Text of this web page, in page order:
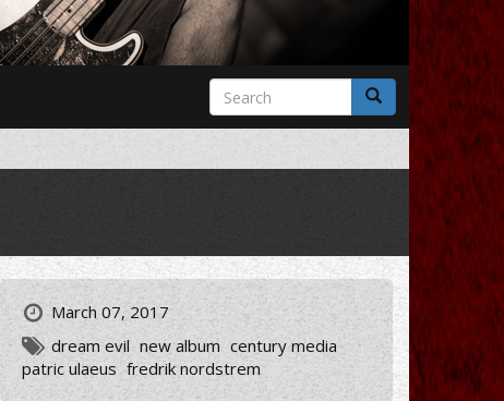
Search
form
Search
March 07, 2017
dream evil new album century media
patric ulaeus fredrik nordstrem